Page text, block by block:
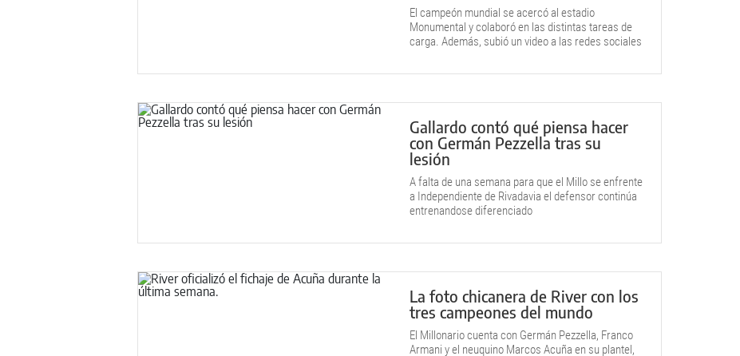
El campeón mundial se acercó al estadio
Monumental y colaboró en las distintas tareas de
carga. Además, subió un video a las redes sociales
Gallardo contó qué piensa hacer
con Germán Pezzella tras su
lesión
A falta de una semana para que el Millo se enfrente
a Independiente de Rivadavia el defensor continúa
entrenandose diferenciado
La foto chicanera de River con los
tres campeones del mundo
El Millonario cuenta con Germán Pezzella, Franco
Armani y el neuquino Marcos Acuña en su plantel,